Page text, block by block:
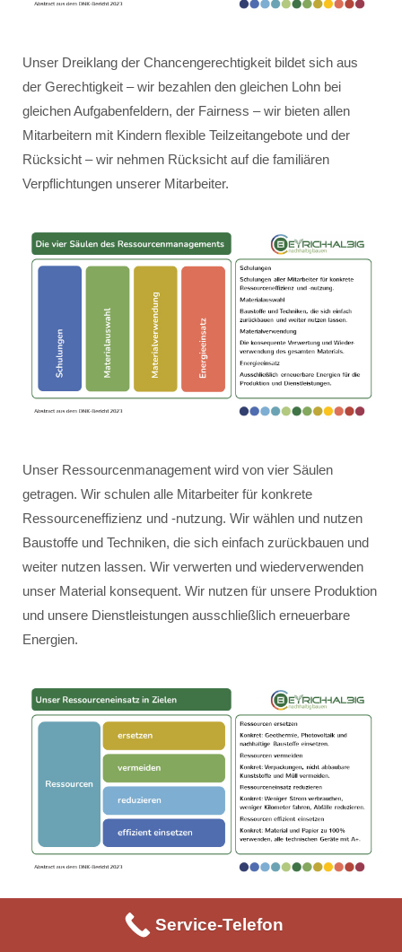
Unser Dreiklang der Chancengerechtigkeit bildet sich aus
der Gerechtigkeit – wir bezahlen den gleichen Lohn bei
gleichen Aufgabenfeldern, der Fairness – wir bieten allen
Mitarbeitern mit Kindern flexible Teilzeitangebote und der
Rücksicht – wir nehmen Rücksicht auf die familiären
Verpflichtungen unserer Mitarbeiter.
Unser Ressourcenmanagement wird von vier Säulen
getragen. Wir schulen alle Mitarbeiter für konkrete
Ressourceneffizienz und -nutzung. Wir wählen und nutzen
Baustoffe und Techniken, die sich einfach zurückbauen und
weiter nutzen lassen. Wir verwerten und wiederverwenden
unser Material konsequent. Wir nutzen für unsere Produktion
und unsere Dienstleistungen ausschließlich erneuerbare
Energien.
Unser Ressourceneinsatz erfolgt innerhalb der vier Ziele:
Service-Telefon